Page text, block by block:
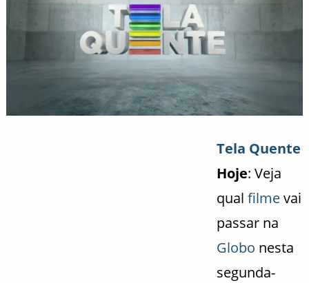
Tela Quente
Hoje: Veja
qual filmevai
passar na
Globo nesta
segunda-